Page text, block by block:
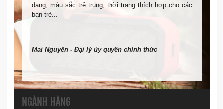
dạng, màu sắc trẻ trung, thời trang thích hợp cho các
bạn trẻ...
Mai Nguyên - Đại lý ủy quyền chính thức
NGÀNH HÀNG